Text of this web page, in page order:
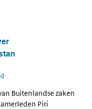
Buitenlandse zaken
Piri